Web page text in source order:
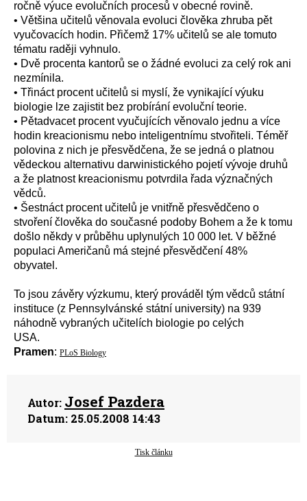
ročně výuce evolučních procesů v obecné rovině.
• Většina učitelů věnovala evoluci člověka zhruba pět
vyučovacích hodin. Přičemž 17% učitelů se ale tomuto
tématu raději vyhnulo.
• Dvě procenta kantorů se o žádné evoluci za celý rok ani
nezmínila.
• Třináct procent učitelů si myslí, že vynikající výuku
biologie lze zajistit bez probírání evoluční teorie.
• Pětadvacet procent vyučujících věnovalo jednu a více
hodin kreacionismu nebo inteligentnímu stvořiteli. Téměř
polovina z nich je přesvědčena, že se jedná o platnou
vědeckou alternativu darwinistického pojetí vývoje druhů
a že platnost kreacionismu potvrdila řada význačných
vědců.
• Šestnáct procent učitelů je vnitřně přesvědčeno o
stvoření člověka do současné podoby Bohem a že k tomu
došlo někdy v průběhu uplynulých 10 000 let. V běžné
populaci Američanů má stejné přesvědčení 48%
obyvatel.
To jsou závěry výzkumu, který prováděl tým vědců státní
instituce (z Pennsylvánské státní university) na 939
náhodně vybraných učitelích biologie po celých
USA.
Pramen: PLoS Biology
Autor: Josef Pazdera
Datum: 25.05.2008 14:43
Tisk článku